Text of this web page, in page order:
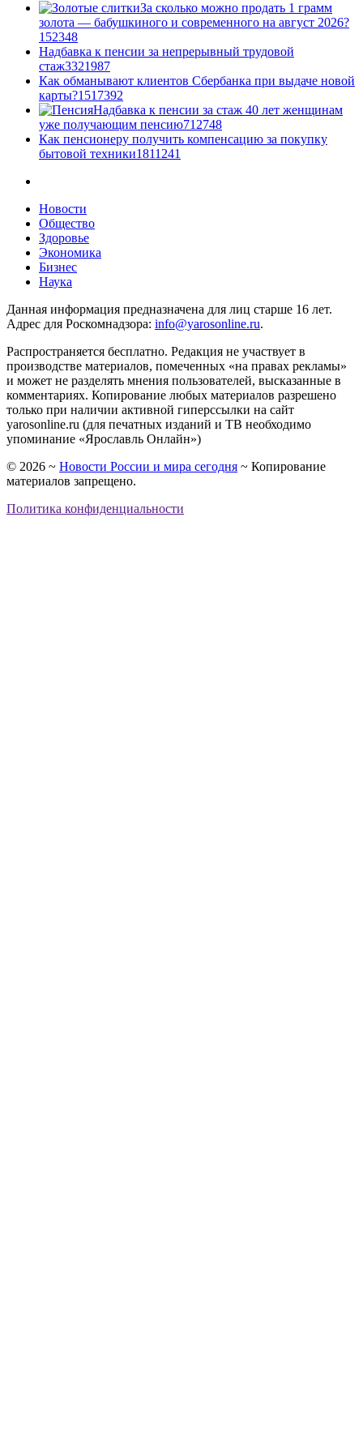
За сколько можно продать 1 грамм
золота — бабушкиного и современного на август 2026?
1 52348
Надбавка к пенсии за непрерывный трудовой
стаж3321987
Как обманывают клиентов Сбербанка при выдаче новой
карты?1517392
Надбавка к пенсии за стаж 40 лет женщинам
уже получающим пенсию712748
Как пенсионеру получить компенсацию за покупку
бытовой техники1811241
Новости
Общество
Здоровье
Экономика
Бизнес
Наука
Данная информация предназначена для лиц старше 16 лет.
Адрес для Роскомнадзора: info@yarosonline.ru.
Распространяется бесплатно. Редакция не участвует в
производстве материалов, помеченных «на правах рекламы»
и может не разделять мнения пользователей, высказанные в
комментариях. Копирование любых материалов разрешено
только при наличии активной гиперссылки на сайт
yarosonline.ru (для печатных изданий и ТВ необходимо
упоминание «Ярославль Онлайн»)
© 2026 ~ Новости России и мира сегодня ~ Копирование
материалов запрещено.
Политика конфиденциальности